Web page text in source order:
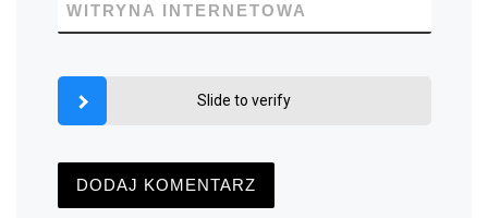
WITRYNA INTERNETOWA
Slide to verify